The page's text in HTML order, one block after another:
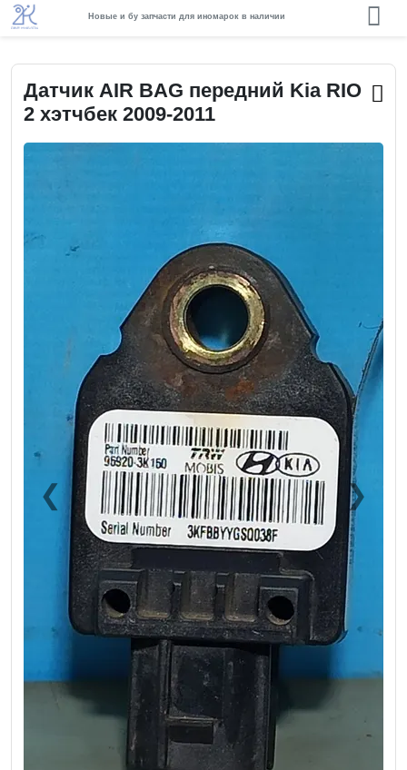
Новые и бу запчасти для иномарок в наличии
Датчик AIR BAG передний Kia RIO
2 хэтчбек 2009-2011
❮Previous ❯Next